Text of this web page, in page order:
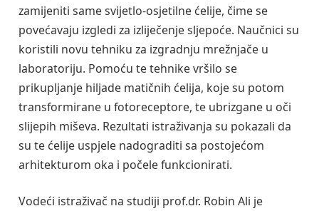
zamijeniti same svijetlo-osjetilne ćelije, čime se
povećavaju izgledi za izliječenje sljepoće. Naučnici su
koristili novu tehniku za izgradnju mrežnjače u
laboratoriju. Pomoću te tehnike vršilo se
prikupljanje hiljade matičnih ćelija, koje su potom
transformirane u fotoreceptore, te ubrizgane u oči
slijepih miševa. Rezultati istraživanja su pokazali da
su te ćelije uspjele nadograditi sa postojećom
arhitekturom oka i počele funkcionirati.
Vodeći istraživač na studiji prof.dr. Robin Ali je